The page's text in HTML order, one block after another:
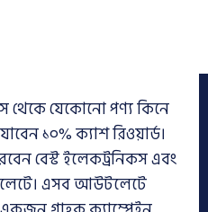
থেকে যেকোনো পণ্য কিনে
১০% ক্যাশ রিওয়ার্ড।
বেস্ট ইলেকট্রনিকস এবং
এসব আউটলেটে